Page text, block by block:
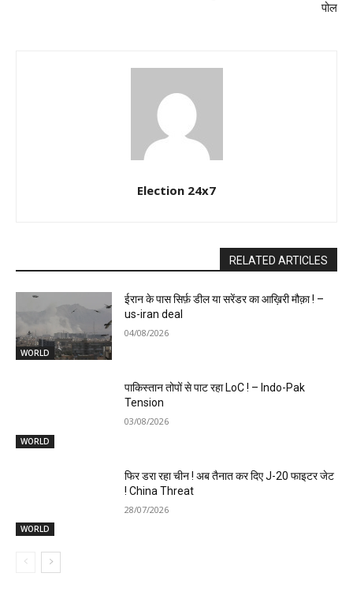
पोल
Election 24x7
RELATED ARTICLES
WORLD
ईरान के पास सिर्फ़ डील या सरेंडर का आख़िरी मौक़ा ! –
us-iran deal
04/08/2026
WORLD
पाकिस्तान तोपों से पाट रहा LoC ! – Indo-Pak
Tension
03/08/2026
WORLD
फिर डरा रहा चीन ! अब तैनात कर दिए J-20 फाइटर जेट
! China Threat
28/07/2026